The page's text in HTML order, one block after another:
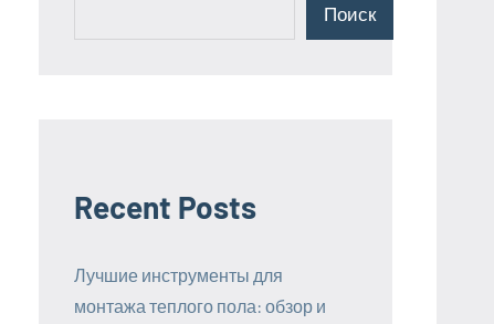
Поиск
Recent Posts
Лучшие инструменты для
монтажа теплого пола: обзор и